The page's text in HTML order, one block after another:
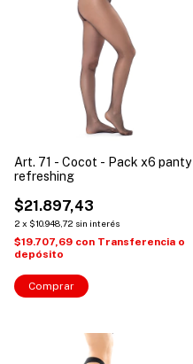
Art. 71 - Cocot - Pack x6 panty
refreshing
$21.897,43
2 x $10.948,72 sin interés
$19.707,69 con Transferencia o
depósito
Comprar